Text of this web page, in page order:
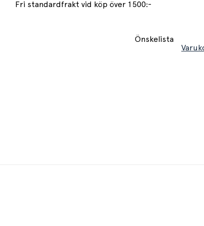
Fri standardfrakt vid köp över 1500:-
Önskelista